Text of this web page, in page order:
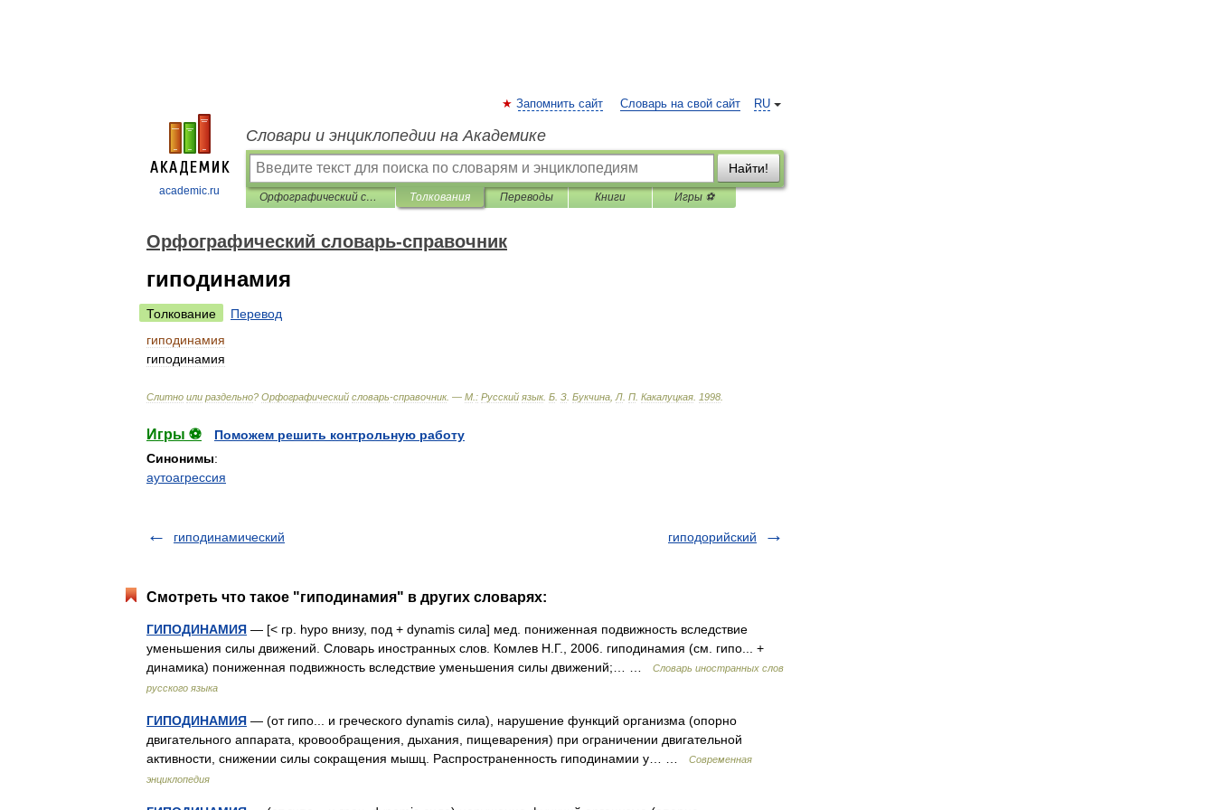
academic.ru
RU
Запомнить сайт Словарь на свой сайт
Словари и энциклопедии на Академике
Найти!
Орфографический словарь-справочник Толкования Переводы Книги Игры ⚽
Орфографический словарь-справочник
гиподинамия
Толкование
Перевод
гиподинамия
гиподинамия
Слитно или раздельно? Орфографический словарь-справочник. — М : Русский язык. Б З Букчина Л П Какалуцкая 1998
Игры ⚽
Поможем решить контрольную работу
Синонимы:
аутоагрессия
гиподинамический гиподорийский
Смотреть что такое "гиподинамия" в других словарях:
ГИПОДИНАМИЯ — [< гр. hypo внизу, под + dynamis сила] мед. пониженная подвижность вследствие
уменьшения силы движений. Словарь иностранных слов. Комлев Н.Г., 2006. гиподинамия (см. гипо... +
динамика) пониженная подвижность вследствие уменьшения силы движений;… …
Словарь иностранных слов
русского языка
ГИПОДИНАМИЯ — (от гипо... и греческого dynamis сила), нарушение функций организма (опорно
двигательного аппарата, кровообращения, дыхания, пищеварения) при ограничении двигательной
активности, снижении силы сокращения мышц. Распространенность гиподинамии у… …
Современная
энциклопедия